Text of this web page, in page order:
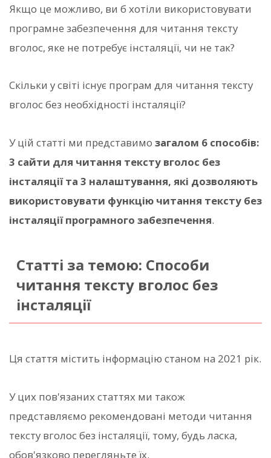
Якщо це можливо, ви б хотіли використовувати
програмне забезпечення для читання тексту
вголос, яке не потребує інсталяції, чи не так?
Скільки у світі існує програм для читання тексту
вголос без необхідності інсталяції?
У цій статті ми представимо загалом 6 способів:
3 сайти для читання тексту вголос без
інсталяції та 3 налаштування, які дозволяють
використовувати функцію читання тексту без
інсталяції програмного забезпечення.
Статті за темою: Способи
читання тексту вголос без
інсталяції
Ця стаття містить інформацію станом на 2021 рік.
У цих пов'язаних статтях ми також
представляємо рекомендовані методи читання
тексту вголос без інсталяції, тому, будь ласка,
обов'язково перегляньте їх.